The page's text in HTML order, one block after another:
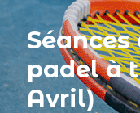
padel à
Avril)